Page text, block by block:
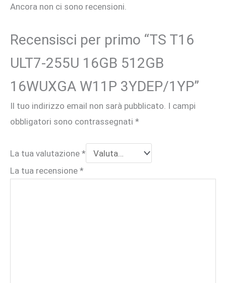
Ancora non ci sono recensioni.
Recensisci per primo “TS T16
ULT7-255U 16GB 512GB
16WUXGA W11P 3YDEP/1YP”
Il tuo indirizzo email non sarà pubblicato. I campi
obbligatori sono contrassegnati *
La tua valutazione *
La tua recensione *